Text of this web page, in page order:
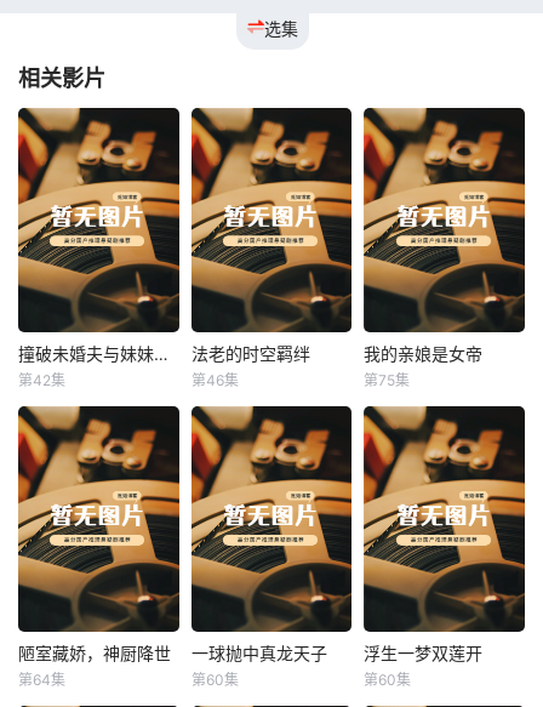
选集
相关影片
撞破未婚夫与妹妹打野战 撞破未婚夫与妹妹打野战
第42集
法老的时空羁绊
法老的时空羁绊
第46集
我的亲娘是女帝
我的亲娘是女帝
第75集
陋室藏娇，神厨降世
陋室藏娇，神厨降世
第64集
一球抛中真龙天子
一球抛中真龙天子
第60集
浮生一梦双莲开
浮生一梦双莲开
第60集